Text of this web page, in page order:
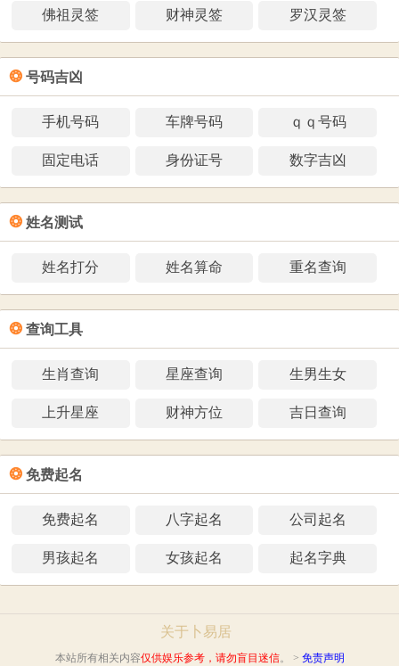
佛祖灵签 财神灵签 罗汉灵签
❂ 号码吉凶
手机号码 车牌号码 ｑｑ号码
固定电话 身份证号 数字吉凶
❂ 姓名测试
姓名打分 姓名算命 重名查询
❂ 查询工具
生肖查询 星座查询 生男生女
上升星座 财神方位 吉日查询
❂ 免费起名
免费起名 八字起名 公司起名
男孩起名 女孩起名 起名字典
关于卜易居
本站所有相关内容仅供娱乐参考，请勿盲目迷信。 > 免责声明